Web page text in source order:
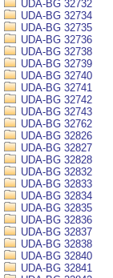
UDA-BG 32732
UDA-BG 32734
UDA-BG 32735
UDA-BG 32736
UDA-BG 32738
UDA-BG 32739
UDA-BG 32740
UDA-BG 32741
UDA-BG 32742
UDA-BG 32743
UDA-BG 32762
UDA-BG 32826
UDA-BG 32827
UDA-BG 32828
UDA-BG 32832
UDA-BG 32833
UDA-BG 32834
UDA-BG 32835
UDA-BG 32836
UDA-BG 32837
UDA-BG 32838
UDA-BG 32840
UDA-BG 32841